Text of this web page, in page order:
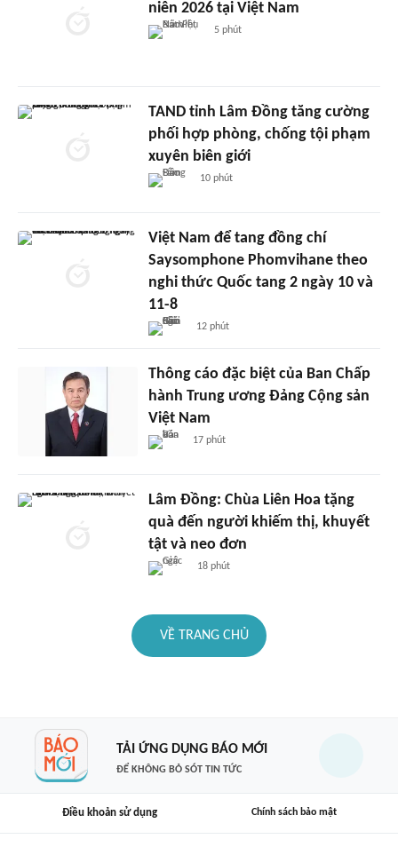
niên 2026 tại Việt Nam
5 phút
TAND tỉnh Lâm Đồng tăng cường
phối hợp phòng, chống tội phạm
xuyên biên giới
10 phút
Việt Nam để tang đồng chí
Saysomphone Phomvihane theo
nghi thức Quốc tang 2 ngày 10 và
11-8
12 phút
Thông cáo đặc biệt của Ban Chấp
hành Trung ương Đảng Cộng sản
Việt Nam
17 phút
Lâm Đồng: Chùa Liên Hoa tặng
quà đến người khiếm thị, khuyết
tật và neo đơn
18 phút
VỀ TRANG CHỦ
TẢI ỨNG DỤNG BÁO MỚI
ĐỂ KHÔNG BỎ SÓT TIN TỨC
Điều khoản sử dụng Chính sách bảo mật